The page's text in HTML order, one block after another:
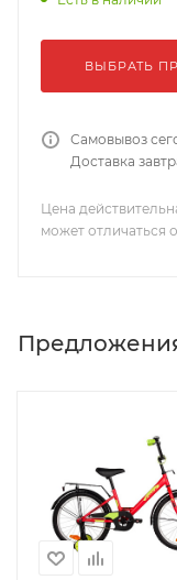
ВЫБРАТЬ
Самовывоз
Доставка
Цена
может отличаться